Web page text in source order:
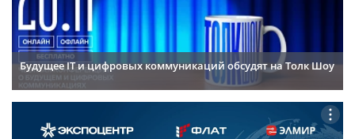
Будущее IT и цифровых коммуникаций обсудят на Толк Шоу